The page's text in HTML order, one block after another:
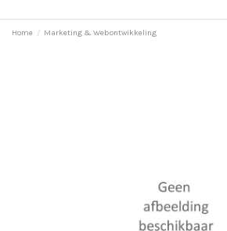
Home Marketing & Webontwikkeling